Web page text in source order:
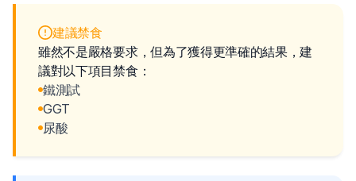
建議禁食
雖然不是嚴格要求，但為了獲得更準確的結果，建
議對以下項目禁食：
鐵測試
GGT
尿酸